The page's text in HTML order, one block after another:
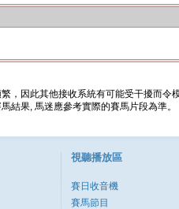
，因此其他接收系統有可能受干擾而令
結果, 馬迷應參考實際的賽馬片段為準。
視聽播放區
賽日收音機
賽馬節目